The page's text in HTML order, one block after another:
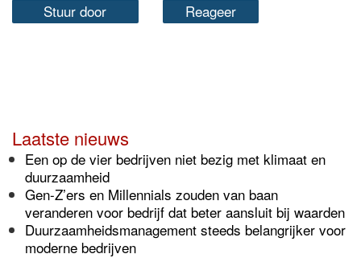
Stuur door Reageer
Laatste nieuws
Een op de vier bedrijven niet bezig met klimaat en
duurzaamheid
Gen-Z’ers en Millennials zouden van baan
veranderen voor bedrijf dat beter aansluit bij waarden
Duurzaamheidsmanagement steeds belangrijker voor
moderne bedrijven